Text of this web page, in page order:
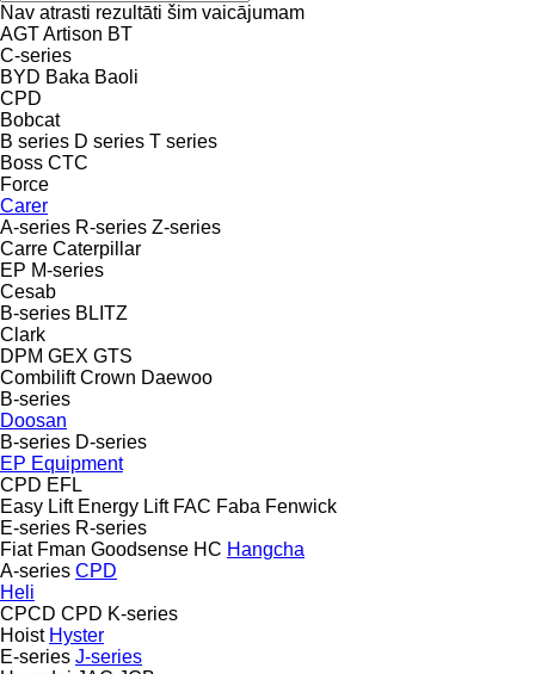
Nav atrasti rezultāti šim vaicājumam
AGTArtison BT
C-series
BYD Baka Baoli
CPD
Bobcat
B series D series T series
Boss CTC
Force
Carer
A-series R-series Z-series
Carre Caterpillar
EP M-series
Cesab
B-series BLITZ
Clark
DPM GEX GTS
Combilift Crown Daewoo
B-series
Doosan
B-series D-series
EP Equipment
CPD EFL
Easy Lift Energy Lift FAC Faba Fenwick
E-series R-series
Fiat Fman Goodsense HC Hangcha
A-series CPD
Heli
CPCD CPD K-series
Hoist Hyster
E-series J-series